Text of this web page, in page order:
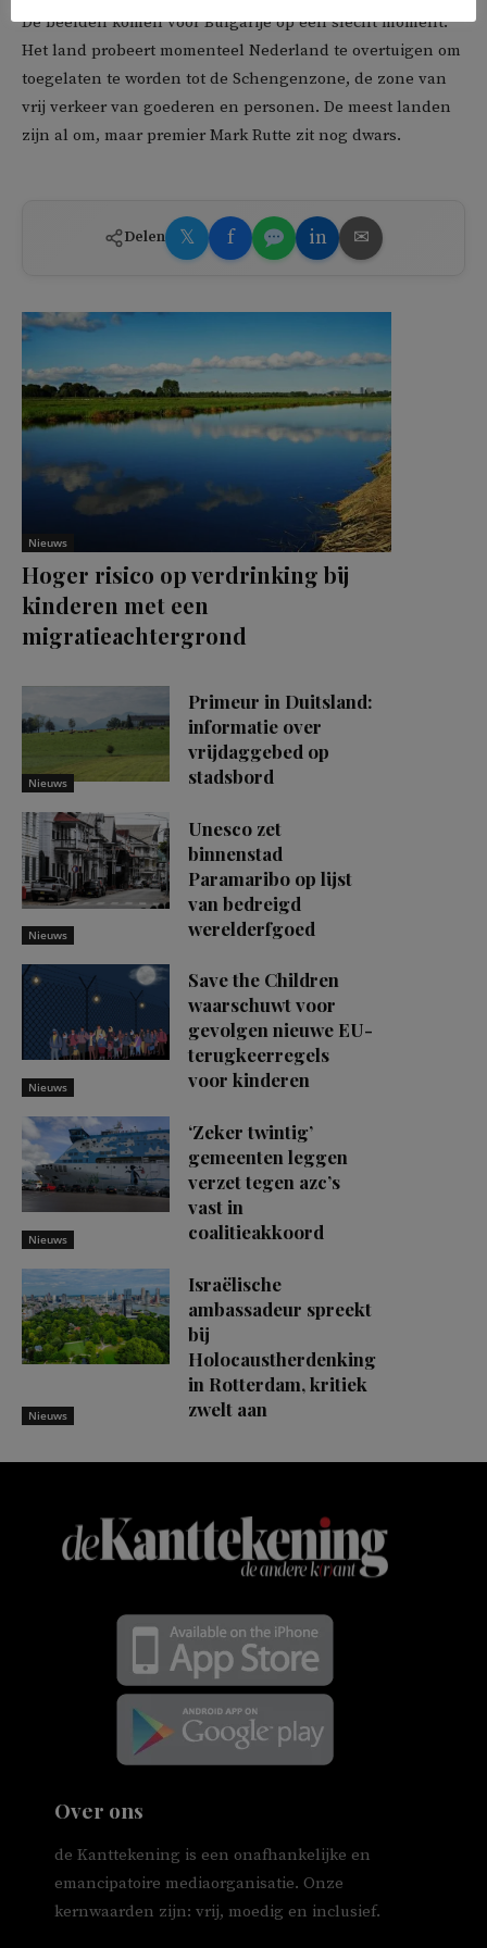
De beelden komen voor Bulgarije op een slecht moment.
Het land probeert momenteel Nederland te overtuigen om
toegelaten te worden tot de Schengenzone, de zone van
vrij verkeer van goederen en personen. De meest landen
zijn al om, maar premier Mark Rutte zit nog dwars.
Delen 𝕏 f in ✉
Nieuws
Hoger risico op verdrinking bij
kinderen met een
migratieachtergrond
Nieuws
Primeur in Duitsland:
informatie over
vrijdaggebed op
stadsbord
Nieuws
Unesco zet
binnenstad
Paramaribo op lijst
van bedreigd
werelderfgoed
Nieuws
Save the Children
waarschuwt voor
gevolgen nieuwe EU-
terugkeerregels
voor kinderen
Nieuws
‘Zeker twintig’
gemeenten leggen
verzet tegen azc’s
vast in
coalitieakkoord
Nieuws
Israëlische
ambassadeur spreekt
bij
Holocaustherdenking
in Rotterdam, kritiek
zwelt aan
Over ons
de Kanttekening is een onafhankelijke en
emancipatoire mediaorganisatie. Onze
kernwaarden zijn: vrij, moedig en inclusief.